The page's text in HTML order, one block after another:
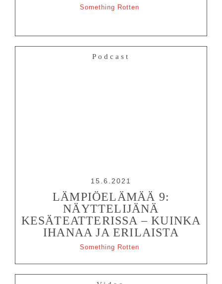
Something Rotten
Podcast
15.6.2021
LÄMPIÖELÄMÄÄ 9:
NÄYTTELIJÄNÄ
KESÄTEATTERISSA – KUINKA
IHANAA JA ERILAISTA
Something Rotten